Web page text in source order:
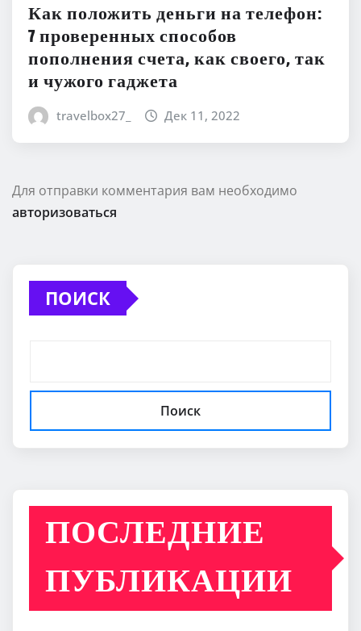
Как положить деньги на телефон:
7 проверенных способов
пополнения счета, как своего, так
и чужого гаджета
travelbox27_ Дек 11, 2022
Для отправки комментария вам необходимо
авторизоваться
ПОИСК
Поиск
ПОСЛЕДНИЕ
ПУБЛИКАЦИИ